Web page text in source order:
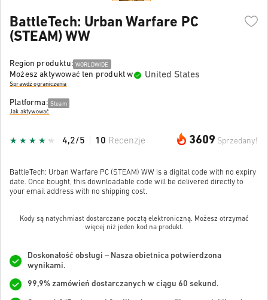
BattleTech: Urban Warfare PC
(STEAM) WW
Region produktu: WORLDWIDE
Możesz aktywować ten produkt w United States
Sprawdź ograniczenia
Platforma: Steam
Jak aktywować
3609 Sprzedany!
4,2/5 10 Recenzje
BattleTech: Urban Warfare PC (STEAM) WW is a digital code with no expiry
date. Once bought, this downloadable code will be delivered directly to
your email address with no shipping cost.
Kody są natychmiast dostarczane pocztą elektroniczną. Możesz otrzymać
więcej niż jeden kod na produkt.
Doskonałość obsługi – Nasza obietnica potwierdzona
wynikami.
99,9% zamówień dostarczanych w ciągu 60 sekund.